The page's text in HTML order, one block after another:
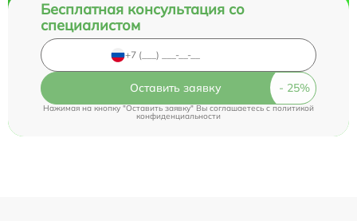
Бесплатная консультация со
специалистом
Оставить заявку
Нажимая на кнопку "Оставить заявку" Вы соглашаетесь cполитикой
конфиденциальности